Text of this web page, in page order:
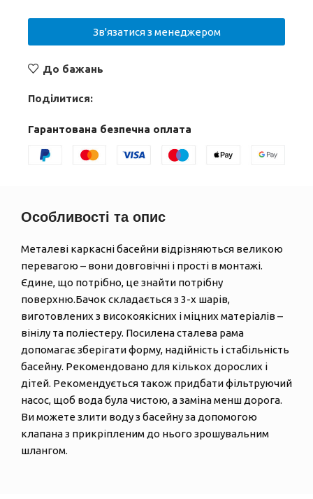
Зв'язатися з менеджером
До бажань
Поділитися:
Гарантована безпечна оплата
Особливості та опис
Металеві каркасні басейни відрізняються великою
перевагою – вони довговічні і прості в монтажі.
Єдине, що потрібно, це знайти потрібну
поверхню.Бачок складається з 3-х шарів,
виготовлених з високоякісних і міцних матеріалів –
вінілу та поліестеру. Посилена сталева рама
допомагає зберігати форму, надійність і стабільність
басейну. Рекомендовано для кількох дорослих і
дітей. Рекомендується також придбати фільтруючий
насос, щоб вода була чистою, а заміна менш дорога.
Ви можете злити воду з басейну за допомогою
клапана з прикріпленим до нього зрошувальним
шлангом.